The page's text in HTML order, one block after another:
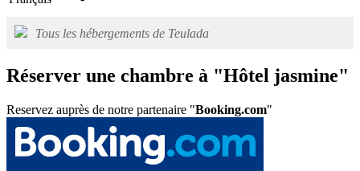
Tous les hébergements de Teulada
Réserver une chambre à "Hôtel jasmine"
Reservez auprès de notre partenaire "Booking.com"